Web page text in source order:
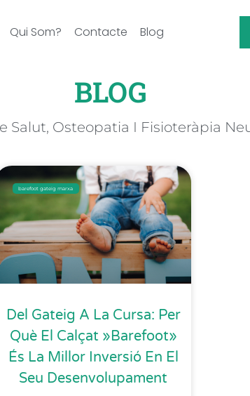
Qui Som? Contacte Blog
BLOG
Salut, Osteopatia I Fisioteràpia
barefoot gateig marxa
Del Gateig A La Cursa: Per
Què El Calçat »Barefoot»
És La Millor Inversió En El
Seu Desenvolupament